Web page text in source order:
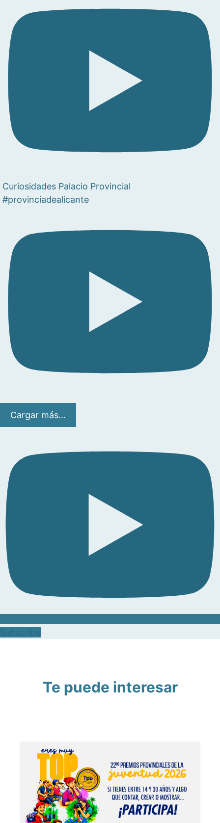
Curiosidades Palacio Provincial
#provinciadealicante
Cargar más...
Te puede interesar